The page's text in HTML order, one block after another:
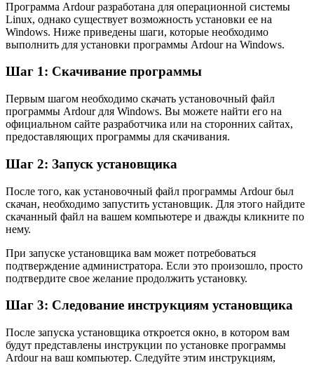
Программа Ardour разработана для операционной системы
Linux, однако существует возможность установки ее на
Windows. Ниже приведены шаги, которые необходимо
выполнить для установки программы Ardour на Windows.
Шаг 1: Скачивание программы
Первым шагом необходимо скачать установочный файл
программы Ardour для Windows. Вы можете найти его на
официальном сайте разработчика или на сторонних сайтах,
предоставляющих программы для скачивания.
Шаг 2: Запуск установщика
После того, как установочный файл программы Ardour был
скачан, необходимо запустить установщик. Для этого найдите
скачанный файл на вашем компьютере и дважды кликните по
нему.
При запуске установщика вам может потребоваться
подтверждение администратора. Если это произошло, просто
подтвердите свое желание продолжить установку.
Шаг 3: Следование инструкциям установщика
После запуска установщика откроется окно, в котором вам
будут представлены инструкции по установке программы
Ardour на ваш компьютер. Следуйте этим инструкциям,